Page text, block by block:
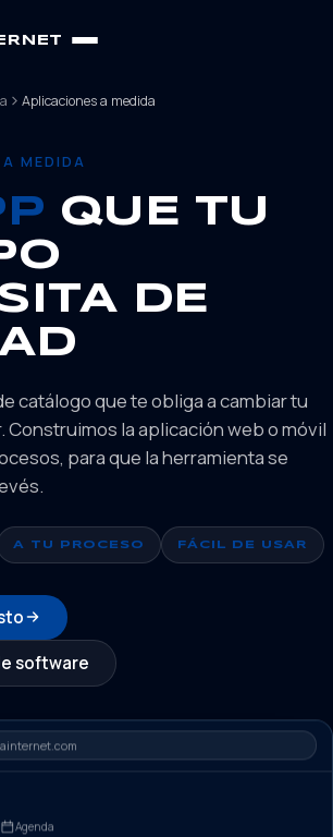
Aplicaciones a medida
A MEDIDA
QUE TU
DE
catálogo que te obliga a cambiar tu
Construimos la aplicación web o móvil
para que la herramienta se
A TU PROCESO FÁCIL DE USAR
software
Agenda